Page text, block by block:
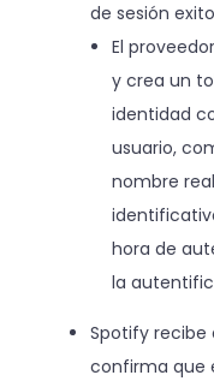
de sesión
El
y crea un
identidad
usuario,
nombre
hora de
la
Spotify recibe
confirma que